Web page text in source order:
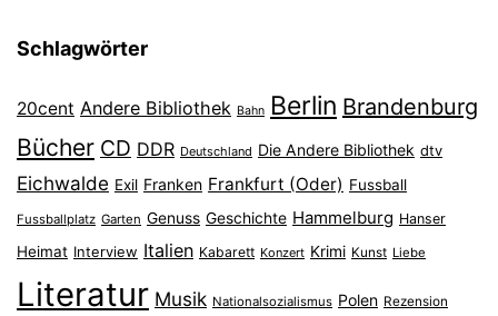
Schlagwörter
20cent Andere Bibliothek Bahn Berlin Brandenburg
Bücher CD DDR Deutschland Die Andere Bibliothek dtv
Eichwalde Exil Franken Frankfurt (Oder) Fussball
Fussballplatz Garten Genuss Geschichte Hammelburg Hanser
Heimat Interview Italien Kabarett Konzert Krimi Kunst Liebe
Literatur Musik Nationalsozialismus Polen Rezension